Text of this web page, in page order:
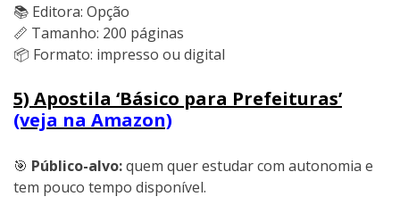
📚 Editora: Opção
📏 Tamanho: 200 páginas
📦 Formato: impresso ou digital
5) Apostila ‘Básico para Prefeituras’
(veja na Amazon)
🎯 Público-alvo:quem quer estudar com autonomia e
tem pouco tempo disponível.